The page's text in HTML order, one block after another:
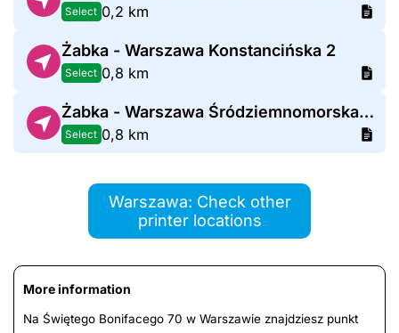
Select 0,2 km
Żabka - Warszawa Konstancińska 2
Select 0,8 km
Żabka - Warszawa Śródziemnomorska 41
Select 0,8 km
Warszawa: Check other
printer locations
More information
Na Świętego Bonifacego 70 w Warszawie znajdziesz punkt